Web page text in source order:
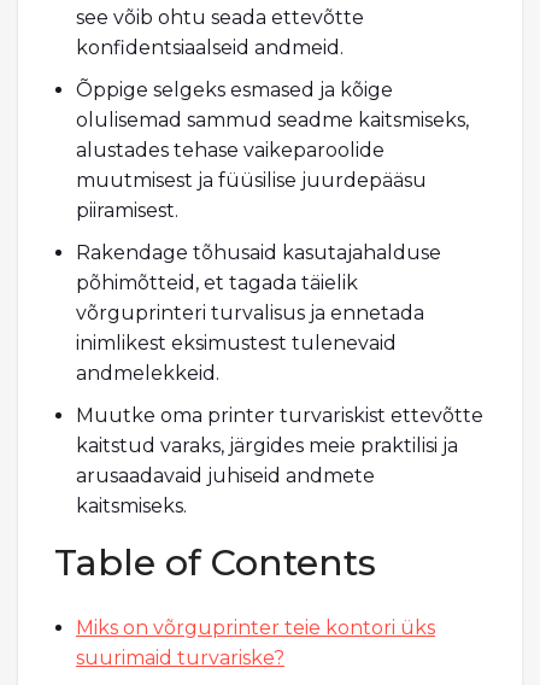
see võib ohtu seada ettevõtte
konfidentsiaalseid andmeid.
Õppige selgeks esmased ja kõige
olulisemad sammud seadme kaitsmiseks,
alustades tehase vaikeparoolide
muutmisest ja füüsilise juurdepääsu
piiramisest.
Rakendage tõhusaid kasutajahalduse
põhimõtteid, et tagada täielik
võrguprinteri turvalisus ja ennetada
inimlikest eksimustest tulenevaid
andmelekkeid.
Muutke oma printer turvariskist ettevõtte
kaitstud varaks, järgides meie praktilisi ja
arusaadavaid juhiseid andmete
kaitsmiseks.
Table of Contents
Miks on võrguprinter teie kontori üks
suurimaid turvariske?